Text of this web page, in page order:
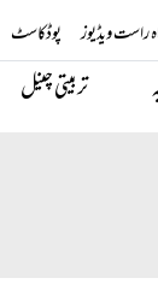
راست ویڈیوز پوڈکاسٹ
تربیتی چینل